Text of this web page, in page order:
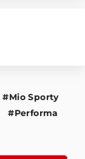
#Mio Sporty
#Performa